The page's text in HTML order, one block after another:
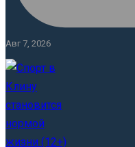
Авг 7, 2026